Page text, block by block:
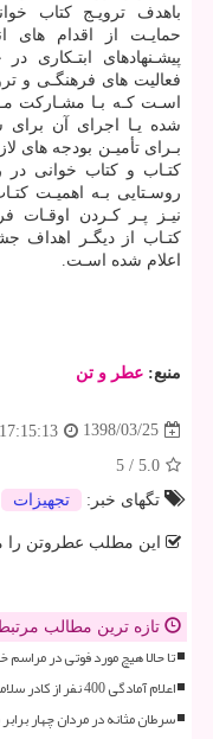
باهدف ترویـج كتاب
حمایـت از اقدام های
پیشـنهادهای ابتـكاری
فعالیت های فرهنگـی و
اسـت كـه بـا مشـاركت
شده یـا اجرای آن برای
بـرای تأمیـن بودجه های
كتـاب و كتاب خوانی در
روسـتایی بـه اهمیـت
نیـز پـر كـردن اوقـات
كتـاب از دیگـر اهداف
اعلام شده اسـت.
منبع: عطر و تن
1398/03/25
17:15:13
5.0
/
5
تگهای خبر:
تجهیزات
این مطلب عطروتن را
تازه ترین مطالب
تا حالا هیچ مورد فوتی در
اعلام آمادگی 400 نفر از کادر سلامت برای خدمات رسانی به زوار به علاوه فیلم
سرطان مثانه در مردان چهار